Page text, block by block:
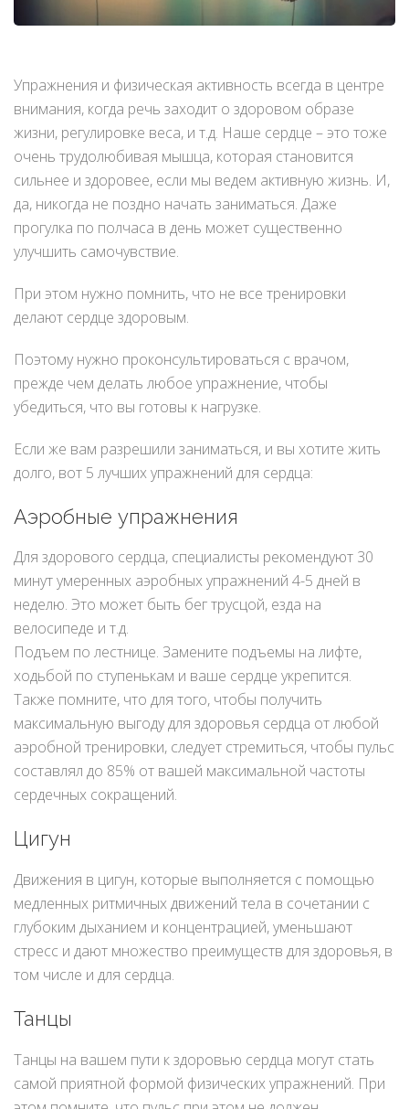
Упражнения и физическая активность всегда в центре
внимания, когда речь заходит о здоровом образе
жизни, регулировке веса, и т.д. Наше сердце – это тоже
очень трудолюбивая мышца, которая становится
сильнее и здоровее, если мы ведем активную жизнь. И,
да, никогда не поздно начать заниматься. Даже
прогулка по полчаса в день может существенно
улучшить самочувствие.
При этом нужно помнить, что не все тренировки
делают сердце здоровым.
Поэтому нужно проконсультироваться с врачом,
прежде чем делать любое упражнение, чтобы
убедиться, что вы готовы к нагрузке.
Если же вам разрешили заниматься, и вы хотите жить
долго, вот 5 лучших упражнений для сердца:
Аэробные упражнения
Для здорового сердца, специалисты рекомендуют 30
минут умеренных аэробных упражнений 4-5 дней в
неделю. Это может быть бег трусцой, езда на
велосипеде и т.д.
Подъем по лестнице. Замените подъемы на лифте,
ходьбой по ступенькам и ваше сердце укрепится.
Также помните, что для того, чтобы получить
максимальную выгоду для здоровья сердца от любой
аэробной тренировки, следует стремиться, чтобы пульс
составлял до 85% от вашей максимальной частоты
сердечных сокращений.
Цигун
Движения в цигун, которые выполняется с помощью
медленных ритмичных движений тела в сочетании с
глубоким дыханием и концентрацией, уменьшают
стресс и дают множество преимуществ для здоровья, в
том числе и для сердца.
Танцы
Танцы на вашем пути к здоровью сердца могут стать
самой приятной формой физических упражнений. При